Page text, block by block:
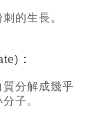
的生長。
：
分解成幾乎
子。